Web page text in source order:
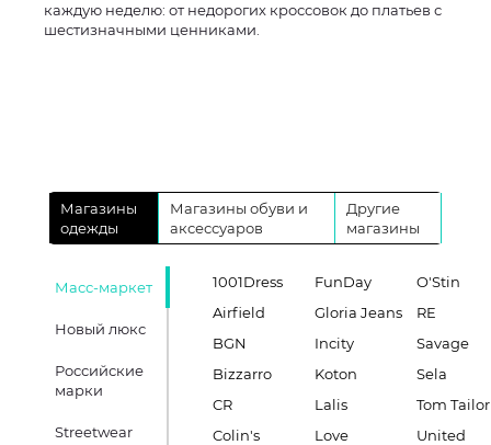
каждую неделю: от недорогих кроссовок до платьев с
шестизначными ценниками.
Магазины
одежды
Магазины обуви и
аксессуаров
Другие
магазины
Масс-маркет
Новый люкс
Российские
марки
Streetwear
1001Dress
Airfield
BGN
Bizzarro
CR
Colin's
FunDay
Gloria Jeans
Incity
Koton
Lalis
Love
O'Stin
RE
Savage
Sela
Tom Tailor
United